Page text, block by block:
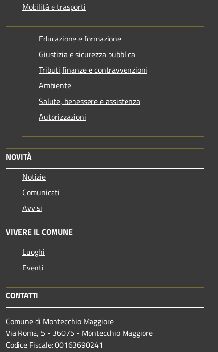
Mobilità e trasporti
Educazione e formazione
Giustizia e sicurezza pubblica
Tributi,finanze e contravvenzioni
Ambiente
Salute, benessere e assistenza
Autorizzazioni
NOVITÀ
Notizie
Comunicati
Avvisi
VIVERE IL COMUNE
Luoghi
Eventi
CONTATTI
Comune di Montecchio Maggiore
Via Roma, 5 - 36075 - Montecchio Maggiore
Codice Fiscale: 00163690241